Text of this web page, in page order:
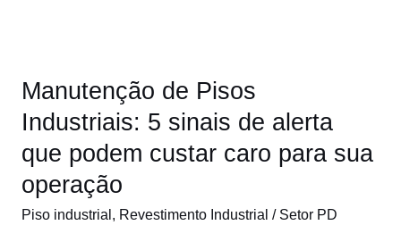
Manutenção de Pisos
Industriais: 5 sinais de alerta
que podem custar caro para sua
operação
Piso industrial , Revestimento Industrial / Setor PD
alerta
que
custar
caro
para